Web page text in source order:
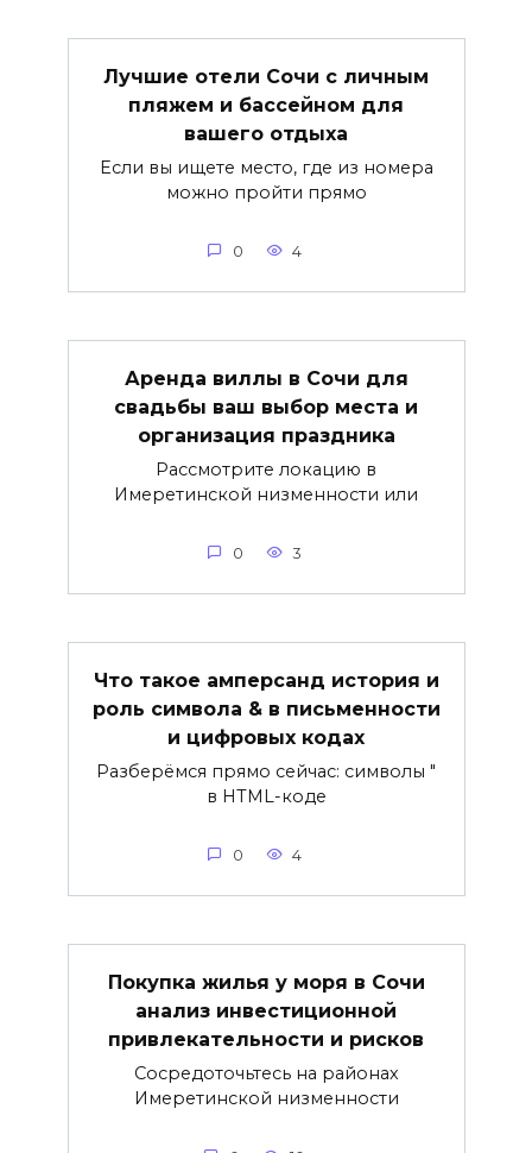
Лучшие отели Сочи с личным
пляжем и бассейном для
вашего отдыха
Если вы ищете место, где из номера
можно пройти прямо
0 4
Аренда виллы в Сочи для
свадьбы ваш выбор места и
организация праздника
Рассмотрите локацию в
Имеретинской низменности или
0 3
Что такое амперсанд история и
роль символа & в письменности
и цифровых кодах
Разберёмся прямо сейчас: символы "
в HTML-коде
0 4
Покупка жилья у моря в Сочи
анализ инвестиционной
привлекательности и рисков
Сосредоточьтесь на районах
Имеретинской низменности